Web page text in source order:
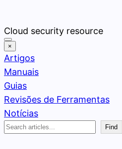
Pular
para
o
conteúdo
Cloud security resource
×
Artigos
Manuais
Guias
Revisões de Ferramentas
Notícias
Search
Find